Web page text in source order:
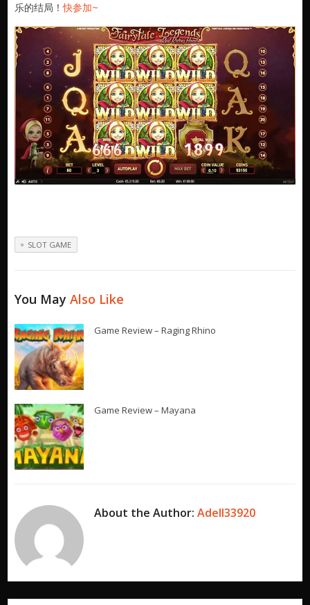
乐的结局！快参加~
SLOT GAME
You MayAlso Like
Game Review – Raging Rhino
Game Review – Mayana
About the Author:Adell33920